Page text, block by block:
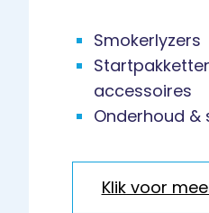
Smokerlyzers
accessoires
Onderhoud &
Klik voor